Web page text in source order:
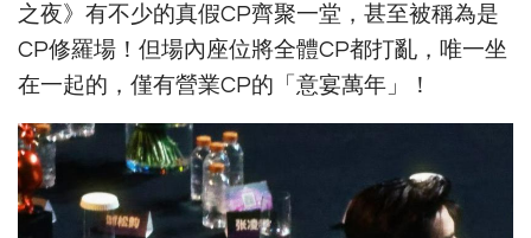
之夜》有不少的真假CP齊聚一堂，甚至被稱為是
CP修羅場！但場內座位將全體CP都打亂，唯一坐
在一起的，僅有營業CP的「意宴萬年」！